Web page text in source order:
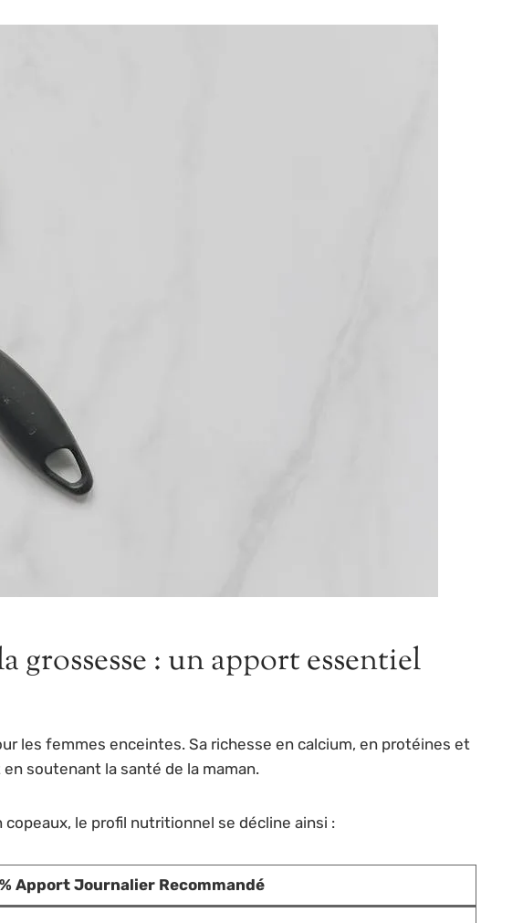
: un apport essentiel
les femmes enceintes. Sa richesse en calcium, en protéines et
soutenant la santé de la maman.
le profil nutritionnel se décline ainsi :
% Apport Journalier Recommandé